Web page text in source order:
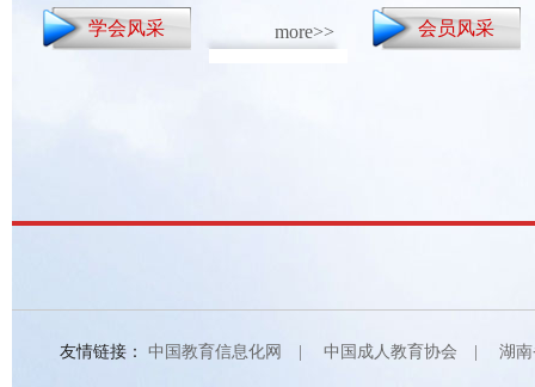
学会风采 more>> 会员风采
友情链接： 中国教育信息化网 中国成人教育协会 湖